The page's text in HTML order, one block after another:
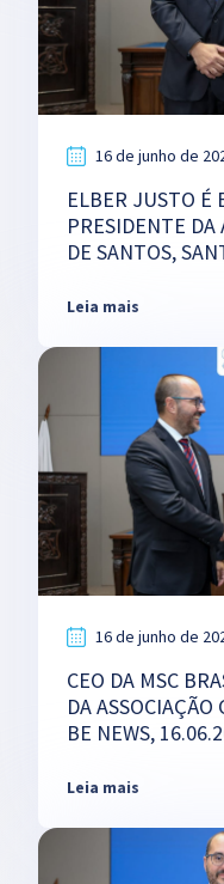
16 de junho de
ELBER JUSTO É
PRESIDENTE DA
DE SANTOS,
Leia mais
16 de junho de
CEO DA MSC
DA
BE NEWS,
Leia mais